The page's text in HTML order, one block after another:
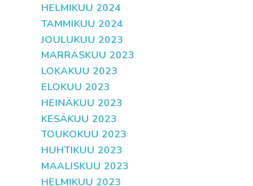
HELMIKUU 2024
TAMMIKUU 2024
JOULUKUU 2023
MARRASKUU 2023
LOKAKUU 2023
ELOKUU 2023
HEINÄKUU 2023
KESÄKUU 2023
TOUKOKUU 2023
HUHTIKUU 2023
MAALISKUU 2023
HELMIKUU 2023